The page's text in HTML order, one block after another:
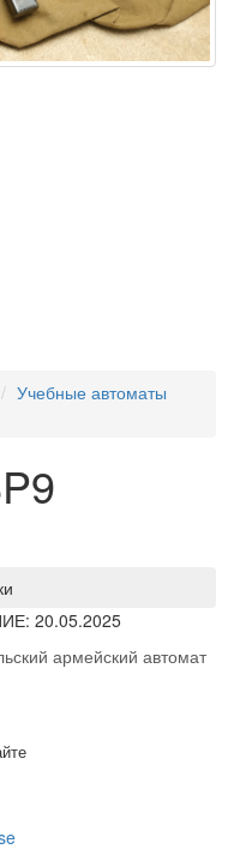
Учебные автоматы
20.05.2025
армейский автомат